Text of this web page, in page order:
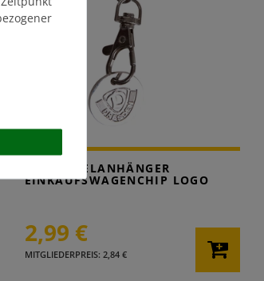
SCHLÜSSELANHÄNGER
EINKAUFSWAGENCHIP LOGO
2,99 €
MITGLIEDERPREIS: 2,84 €